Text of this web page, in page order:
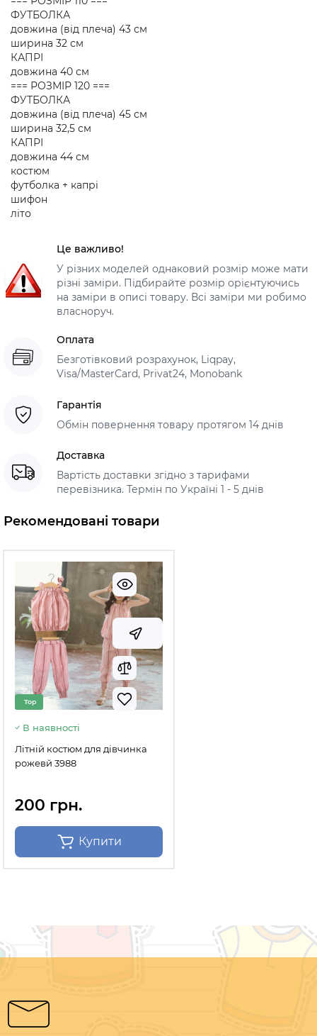
ФУТБОЛКА
довжина (від плеча) 43 см
ширина 32 см
КАПРІ
довжина 40 см
=== РОЗМІР 120 ===
ФУТБОЛКА
довжина (від плеча) 45 см
ширина 32,5 см
КАПРІ
довжина 44 см
костюм
футболка + капрі
шифон
літо
Це важливо!
У різних моделей однаковий розмір може мати
різні заміри. Підбирайте розмір орієнтуючись
на заміри в описі товару. Всі заміри ми робимо
власноруч.
Оплата
Безготівковий розрахунок, Liqpay,
Visa/MasterCard, Privat24, Monobank
Гарантія
Обмін повернення товару протягом 14 днів
Доставка
Вартість доставки згідно з тарифами
перевізника. Термін по Україні 1 - 5 днів
Рекомендовані товари
Top
В наявності
Літній костюм для дівчинка
рожевй 3988
200 грн.
Купити